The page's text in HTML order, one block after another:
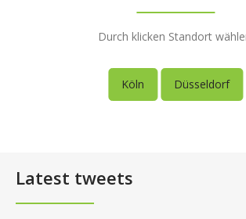
Durch klicken Standort
Köln Düsseldorf
Latest tweets